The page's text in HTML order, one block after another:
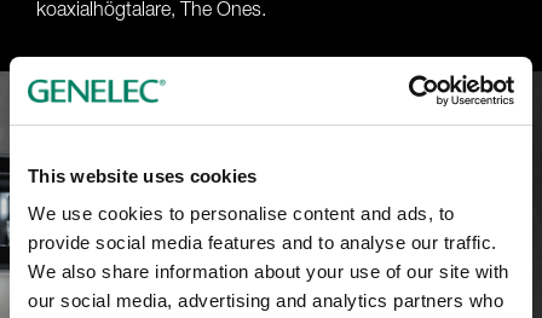
This website uses cookies
We use cookies to personalise content and ads, to
provide social media features and to analyse our traffic.
We also share information about your use of our site with
our social media, advertising and analytics partners who
koaxialhögtalare, The Ones.